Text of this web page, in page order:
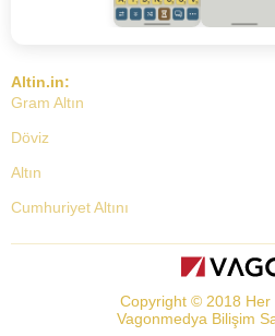
Altin.in:
Gram Altın
Döviz
Altın
Cumhuriyet Altını
Dolar Kuru
Copyright © 2018 Her
Vagonmedya Bilişim